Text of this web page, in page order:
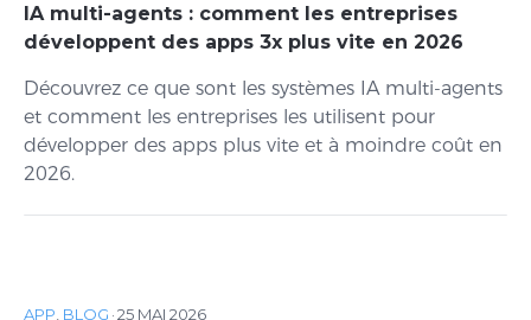
IA multi-agents : comment les entreprises
développent des apps 3x plus vite en 2026
Découvrez ce que sont les systèmes IA multi-agents
et comment les entreprises les utilisent pour
développer des apps plus vite et à moindre coût en
2026.
APP, BLOG ·25 MAI 2026